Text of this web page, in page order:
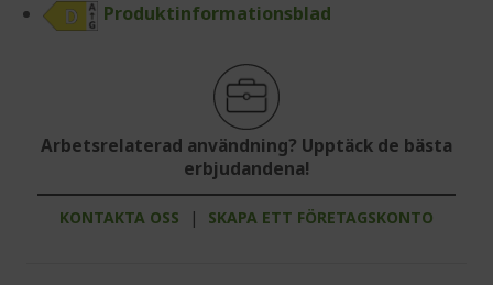
Produktinformationsblad
Arbetsrelaterad användning? Upptäck de bästa
erbjudandena!
KONTAKTA OSS | SKAPA ETT FÖRETAGSKONTO